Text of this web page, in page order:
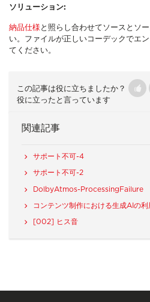
ソリューション:
納品仕様 と照らし合わせてソースとソ
い。ファイルが正しいコーデックでエ
てください。
この記事は役に立ちましたか？
役に立ったと言っています
関連記事
サポート不可-4
サポート不可-2
DolbyAtmos-ProcessingFailure
コンテンツ制作における生成AIの
[002] ヒス音